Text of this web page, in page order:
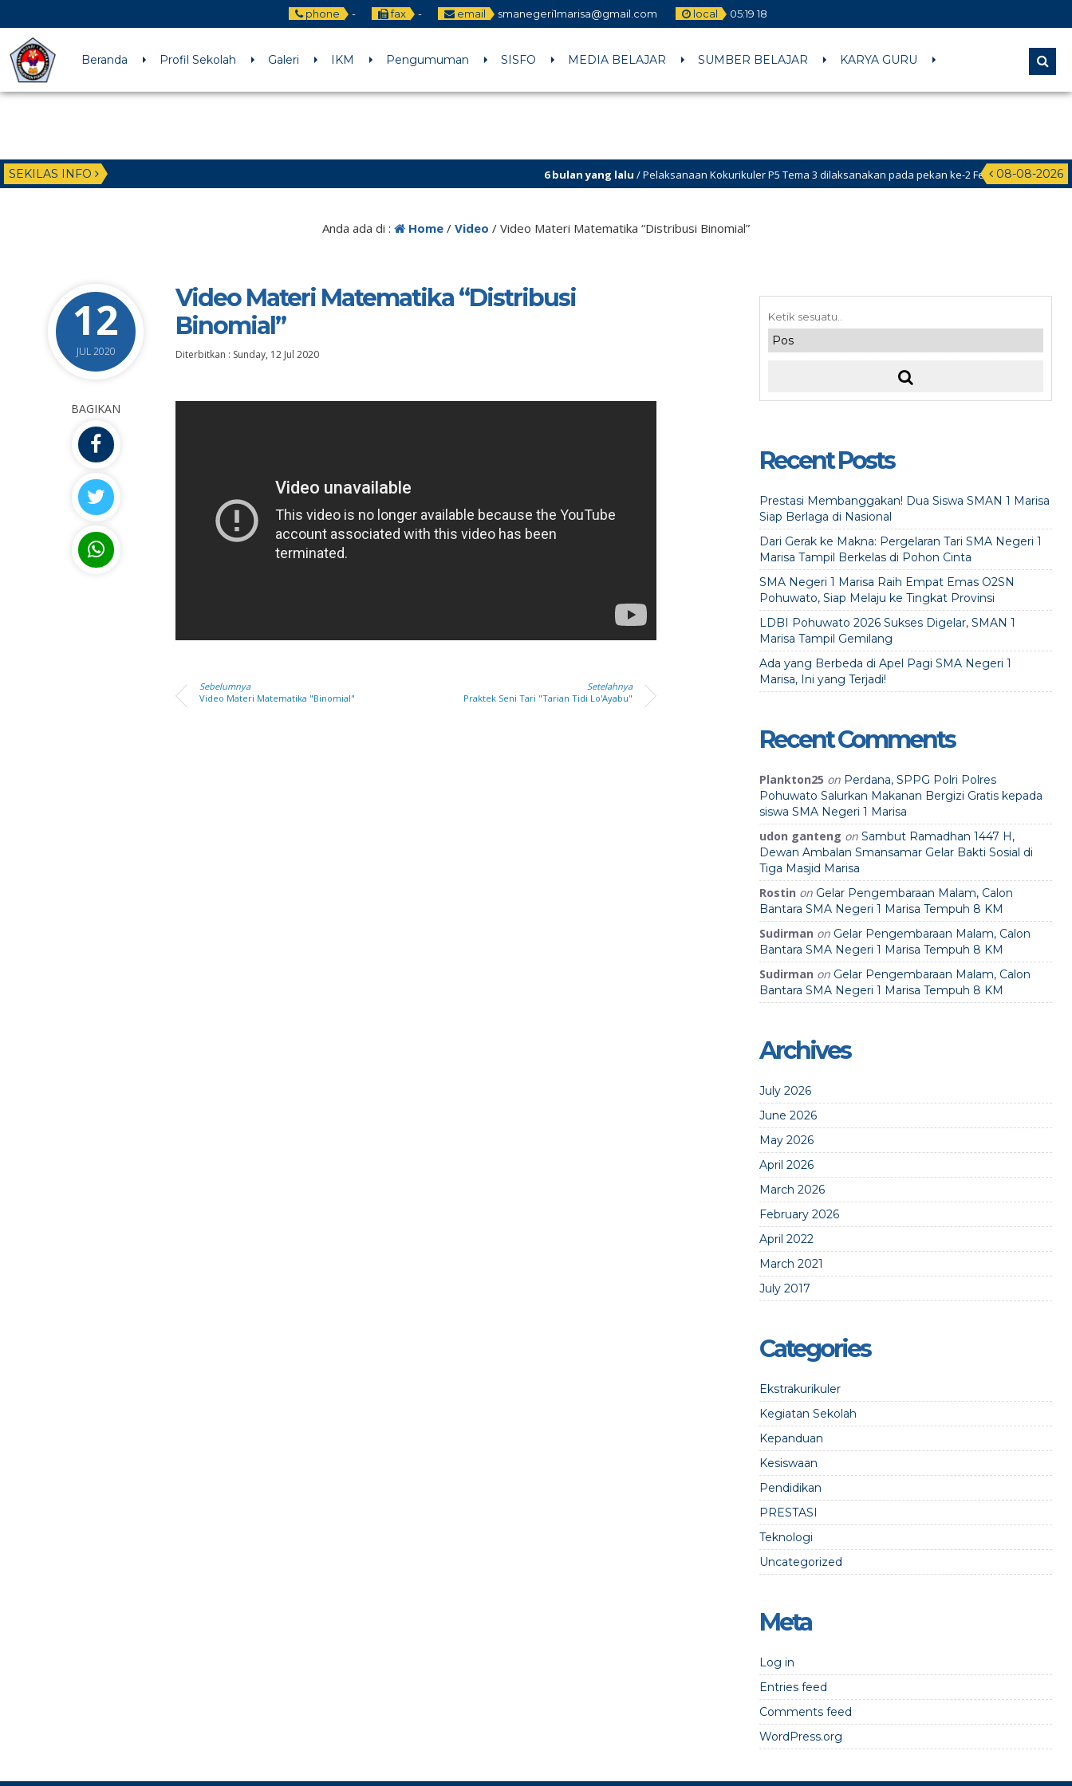
phone - fax - email smanegeri1marisa@gmail.com local 05:19 19
Beranda Profil Sekolah Galeri IKM Pengumuman SISFO MEDIA BELAJAR SUMBER BELAJAR KARYA GURU
SEKILAS INFO 08-08-2026
6 bulan yang lalu/ Pelaksanaan Kokurikuler P5 Tema 3 dilaksanakan pada pekan ke-2 Februari 2026 s.d ke-1 dan
Anda ada di : Home / Video / Video Materi Matematika “Distribusi Binomial”
12
JUL 2020
Video Materi Matematika “Distribusi
Binomial”
Diterbitkan : Sunday, 12 Jul 2020
BAGIKAN
Sebelumnya
Video Materi Matematika "Binomial"
Setelahnya
Praktek Seni Tari "Tarian Tidi Lo'Ayabu"
Recent Posts
Prestasi Membanggakan! Dua Siswa SMAN 1 Marisa
Siap Berlaga di Nasional
Dari Gerak ke Makna: Pergelaran Tari SMA Negeri 1
Marisa Tampil Berkelas di Pohon Cinta
SMA Negeri 1 Marisa Raih Empat Emas O2SN
Pohuwato, Siap Melaju ke Tingkat Provinsi
LDBI Pohuwato 2026 Sukses Digelar, SMAN 1
Marisa Tampil Gemilang
Ada yang Berbeda di Apel Pagi SMA Negeri 1
Marisa, Ini yang Terjadi!
Recent Comments
Plankton25 on Perdana, SPPG Polri Polres
Pohuwato Salurkan Makanan Bergizi Gratis kepada
siswa SMA Negeri 1 Marisa
udon ganteng on Sambut Ramadhan 1447 H,
Dewan Ambalan Smansamar Gelar Bakti Sosial di
Tiga Masjid Marisa
Rostin on Gelar Pengembaraan Malam, Calon
Bantara SMA Negeri 1 Marisa Tempuh 8 KM
Sudirman on Gelar Pengembaraan Malam, Calon
Bantara SMA Negeri 1 Marisa Tempuh 8 KM
Sudirman on Gelar Pengembaraan Malam, Calon
Bantara SMA Negeri 1 Marisa Tempuh 8 KM
Archives
July 2026
June 2026
May 2026
April 2026
March 2026
February 2026
April 2022
March 2021
July 2017
Categories
Ekstrakurikuler
Kegiatan Sekolah
Kepanduan
Kesiswaan
Pendidikan
PRESTASI
Teknologi
Uncategorized
Meta
Log in
Entries feed
Comments feed
WordPress.org